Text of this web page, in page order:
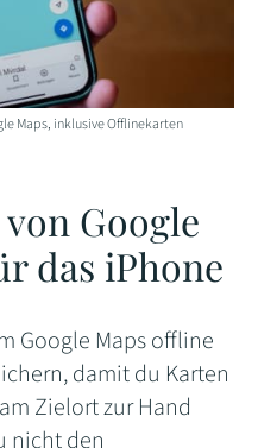
Maps, inklusive Offlinekarten
Google
das iPhone
Google Maps offline
damit du Karten
Zielort zur Hand
nicht den